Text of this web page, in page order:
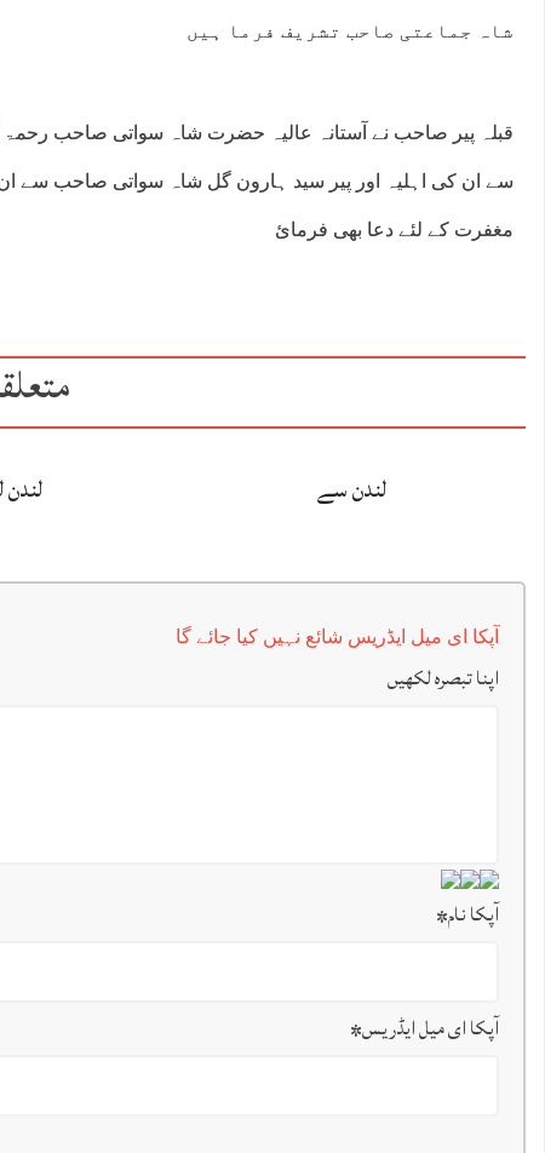
شاہ جماعتی صاحب تشریف فرما ہیں
قبلہ پیر صاحب نے آستانہ عالیہ حضرت شاہ سواتی صاحب
سے ان کی اہلیہ اور پیر سید ہارون گل شاہ سواتی صاحب سے
مغفرت کے لئے دعا بھی فرمائ
لندن سے
آپکا ای میل ایڈریس شائع نہیں کیا جائے گا
اپنا تبصرہ لکھیں
آپکا نام*
آپکا ای میل ایڈریس*